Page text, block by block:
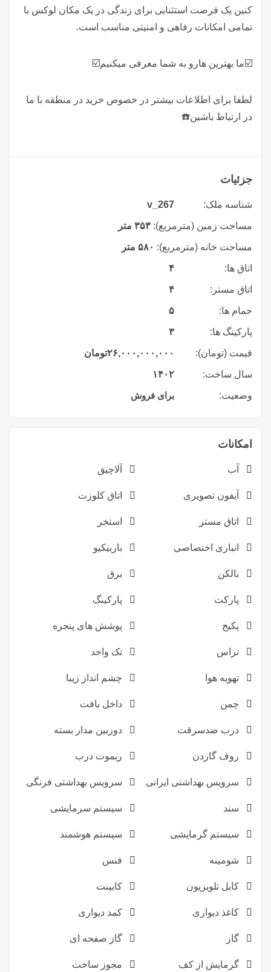
کنین یک فرصت استثنایی برای زندگی در یک مکان لوکس با
تمامی امکانات رفاهی و امنیتی مناسب است.
☑️ما بهترین هارو به شما معرفی میکنیم☑️
لطفا برای اطلاعات بیشتر در خصوص خرید در منطقه با ما
در ارتباط باشین☎️
جزئیات
شناسه ملک: v_267
مساحت زمین (مترمربع): ۳۵۳ متر
مساحت خانه (مترمربع): ۵۸۰ متر
اتاق ها: ۴
اتاق مستر: ۴
حمام ها: ۵
پارکینگ ها: ۳
قیمت (تومان): ۲۶,۰۰۰,۰۰۰,۰۰۰تومان
سال ساخت: ۱۴۰۲
وضعیت: برای فروش
امکانات
آب آلاچیق
آیفون تصویری اتاق کلوزت
اتاق مستر استخر
انباری اختصاصی باربیکیو
بالکن برق
پارکت پارکینگ
پکیج پوشش های پنجره
تراس تک واحد
تهویه هوا چشم انداز زیبا
چمن داخل بافت
درب ضدسرقت دوربین مدار بسته
روف گاردن ریموت درب
سرویس بهداشتی ایرانی سرویس بهداشتی فرنگی
سند سیستم سرمایشی
سیستم گرمایشی سیستم هوشمند
شومینه فنس
کابل تلویزیون کابینت
کاغذ دیواری کمد دیواری
گاز گاز صفحه ای
گرمایش از کف مجوز ساخت